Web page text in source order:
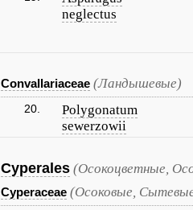
neglectus
Convallariaceae (Ландышевые)
20.
Polygonatum
sewerzowii
Cyperales (Осокоцветные,
Cyperaceae (Осоковые,